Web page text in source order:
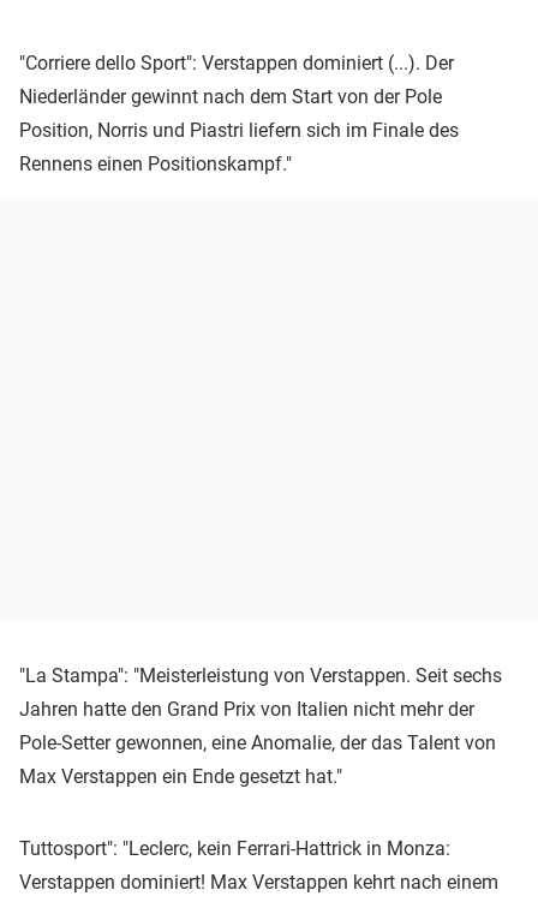
"Corriere dello Sport": Verstappen dominiert (...). Der
Niederländer gewinnt nach dem Start von der Pole
Position, Norris und Piastri liefern sich im Finale des
Rennens einen Positionskampf."
"La Stampa": "Meisterleistung von Verstappen. Seit sechs
Jahren hatte den Grand Prix von Italien nicht mehr der
Pole-Setter gewonnen, eine Anomalie, der das Talent von
Max Verstappen ein Ende gesetzt hat."
Tuttosport": "Leclerc, kein Ferrari-Hattrick in Monza:
Verstappen dominiert! Max Verstappen kehrt nach einem